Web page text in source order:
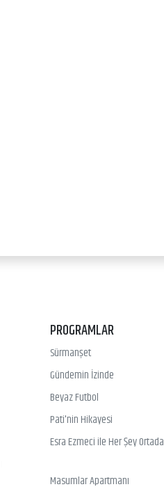
PROGRAMLAR
Sürmanşet
Gündemin İzinde
Beyaz Futbol
Pati'nin Hikayesi
Esra Ezmeci ile Her Şey Ortada
Masumlar Apartmanı